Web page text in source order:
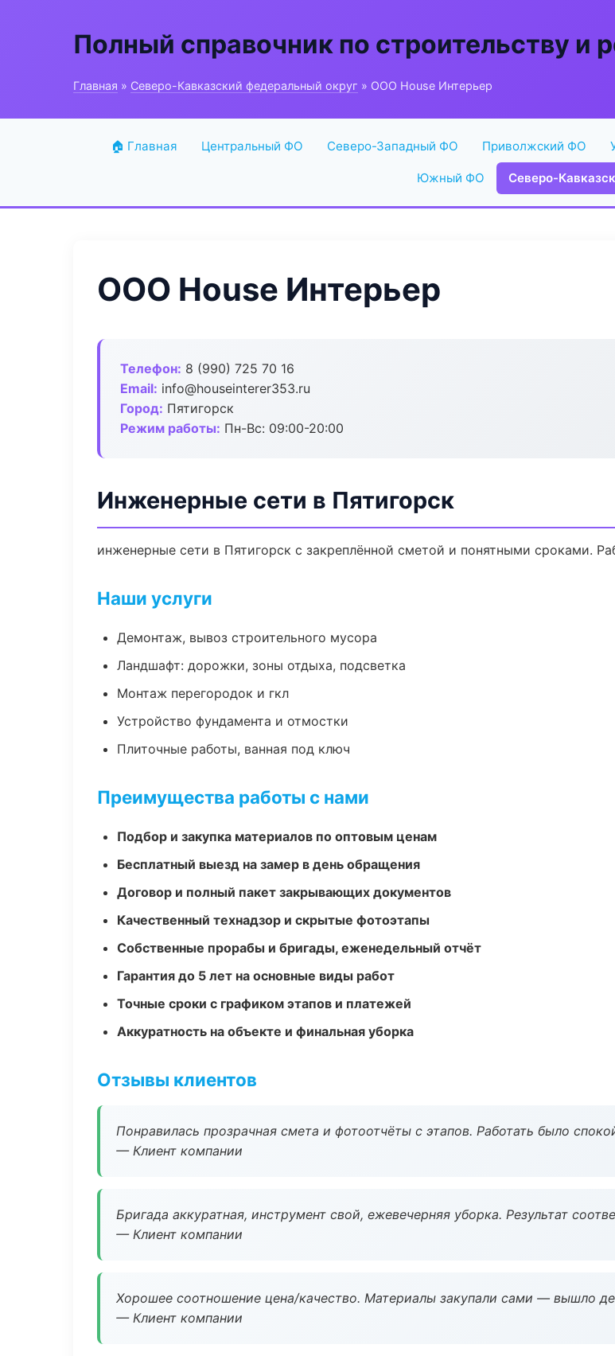
Полный справочник по строительству и
Главная » Северо-Кавказский федеральный округ » ООО House Интерьер
🏠 Главная Центральный ФО Северо-Западный ФО Приволжский ФО
Южный ФО Северо-
ООО House Интерьер
Телефон: 8 (990) 725 70 16
Email: info@houseinterer353.ru
Город: Пятигорск
Режим работы: Пн-Вс: 09:00-20:00
Инженерные сети в Пятигорск
инженерные сети в Пятигорск с закреплённой сметой и понятными сроками.
Наши услуги
Демонтаж, вывоз строительного мусора
Ландшафт: дорожки, зоны отдыха, подсветка
Монтаж перегородок и гкл
Устройство фундамента и отмостки
Плиточные работы, ванная под ключ
Преимущества работы с нами
Подбор и закупка материалов по оптовым ценам
Бесплатный выезд на замер в день обращения
Договор и полный пакет закрывающих документов
Качественный технадзор и скрытые фотоэтапы
Собственные прорабы и бригады, еженедельный отчёт
Гарантия до 5 лет на основные виды работ
Точные сроки с графиком этапов и платежей
Аккуратность на объекте и финальная уборка
Отзывы клиентов
Понравилась прозрачная смета и фотоотчёты с этапов. Работать было
— Клиент компании
Бригада аккуратная, инструмент свой, ежевечерняя уборка. Результат
— Клиент компании
Хорошее соотношение цена/качество. Материалы закупали сами — вышло
— Клиент компании